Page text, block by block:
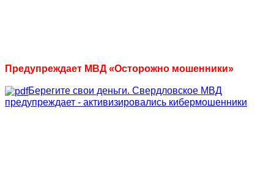
Предупреждает МВД «Осторожно мошенники»
Берегите свои деньги. Свердловское МВД
предупреждает - активизировались кибермошенники